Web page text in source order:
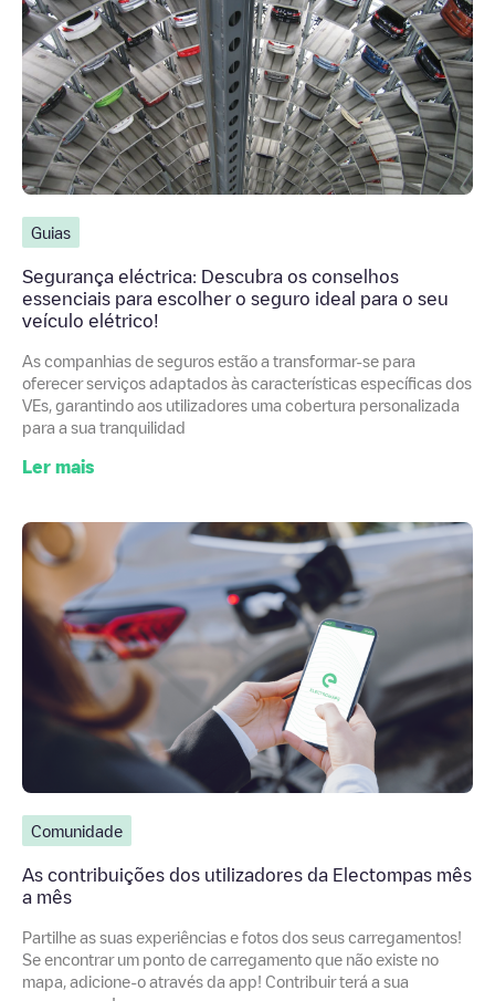
Guias
Segurança eléctrica: Descubra os conselhos
essenciais para escolher o seguro ideal para o seu
veículo elétrico!
As companhias de seguros estão a transformar-se para
oferecer serviços adaptados às características específicas dos
VEs, garantindo aos utilizadores uma cobertura personalizada
para a sua tranquilidad
Ler mais
Comunidade
As contribuições dos utilizadores da Electompas mês
a mês
Partilhe as suas experiências e fotos dos seus carregamentos!
Se encontrar um ponto de carregamento que não existe no
mapa, adicione-o através da app! Contribuir terá a sua